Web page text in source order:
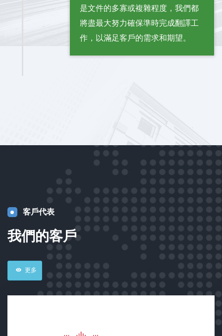
是文件的多寡或複雜程度，我們都
將盡最大努力確保準時完成翻譯工
作，以滿足客戶的需求和期望。
客戶代表
我們的客戶
更多